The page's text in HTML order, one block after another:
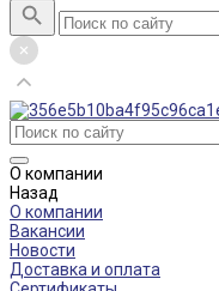
О компании
Назад
О компании
Вакансии
Новости
Доставка и оплата